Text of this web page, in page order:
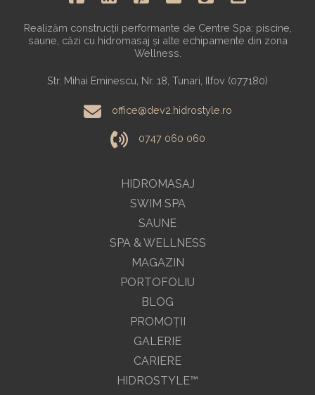
HIDROMASAJ
SWIM SPA
SAUNE
SPA & WELLNESS
MAGAZIN
Realizăm construcții performante de Centre Spa: piscine,
saune, căzi cu hidromasaj și alte echipamente din zona
Wellness.
Str. Mihai Eminescu, Nr. 18, Tunari, Ilfov (077180)
office@dev2.hidrostyle.ro
0747 060 060
PORTOFOLIU
BLOG
PROMOŢII
GALERIE
CARIERE
HIDROSTYLE™